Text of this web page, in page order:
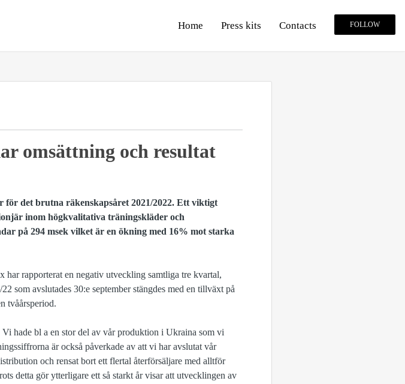
Home Press kits Contacts FOLLOW
omsättning och resultat
det brutna räkenskapsåret 2021/2022. Ett viktigt
inom högkvalitativa träningskläder och
på 294 msek vilket är en ökning med 16% mot starka
rapporterat en negativ utveckling samtliga tre kvartal,
som avslutades 30:e september stängdes med en tillväxt på
tvåårsperiod.
hade bl a en stor del av vår produktion i Ukraina som vi
är också påverkade av att vi har avslutat vår
och rensat bort ett flertal återförsäljare med alltför
detta gör ytterligare ett så starkt år visar att utvecklingen av